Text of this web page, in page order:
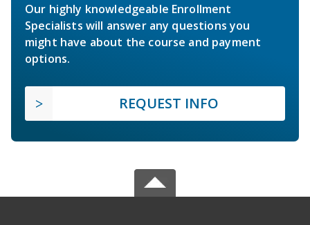
Our highly knowledgeable Enrollment
Specialists will answer any questions you
might have about the course and payment
options.
REQUEST INFO